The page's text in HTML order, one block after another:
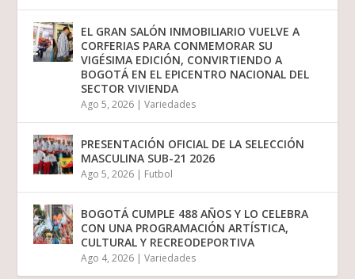
EL GRAN SALÓN INMOBILIARIO VUELVE A
CORFERIAS PARA CONMEMORAR SU
VIGÉSIMA EDICIÓN, CONVIRTIENDO A
BOGOTÁ EN EL EPICENTRO NACIONAL DEL
SECTOR VIVIENDA
Ago 5, 2026 |Variedades
PRESENTACIÓN OFICIAL DE LA SELECCIÓN
MASCULINA SUB-21 2026
Ago 5, 2026 | Futbol
BOGOTÁ CUMPLE 488 AÑOS Y LO CELEBRA
CON UNA PROGRAMACIÓN ARTÍSTICA,
CULTURAL Y RECREODEPORTIVA
Ago 4, 2026 |Variedades